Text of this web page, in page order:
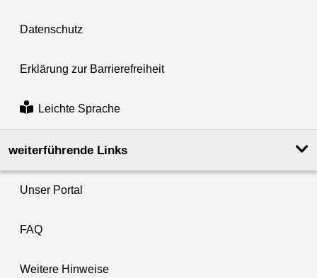
Datenschutz
Erklärung zur Barrierefreiheit
Leichte Sprache
weiterführende Links
Unser Portal
FAQ
Weitere Hinweise